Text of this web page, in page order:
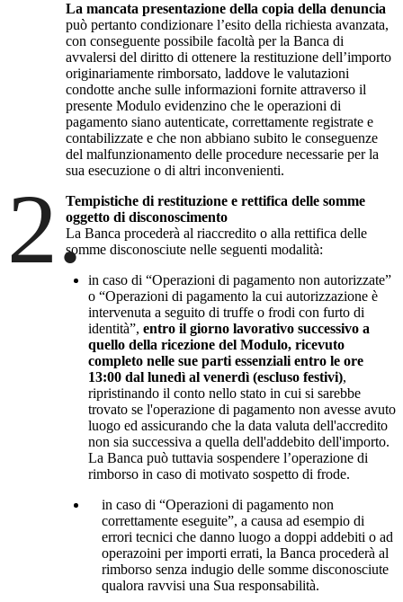
La mancata presentazione della copia della denuncia
può pertanto condizionare l’esito della richiesta avanzata,
con conseguente possibile facoltà per la Banca di
avvalersi del diritto di ottenere la restituzione dell’importo
originariamente rimborsato, laddove le valutazioni
condotte anche sulle informazioni fornite attraverso il
presente Modulo evidenzino che le operazioni di
pagamento siano autenticate, correttamente registrate e
contabilizzate e che non abbiano subito le conseguenze
del malfunzionamento delle procedure necessarie per la
sua esecuzione o di altri inconvenienti.
2.Tempistiche di restituzione e rettifica delle somme
oggetto di disconoscimento
La Banca procederà al riaccredito o alla rettifica delle
somme disconosciute nelle seguenti modalità:
in caso di “Operazioni di pagamento non autorizzate”
o “Operazioni di pagamento la cui autorizzazione è
intervenuta a seguito di truffe o frodi con furto di
identità”, entro il giorno lavorativo successivo a
quello della ricezione del Modulo, ricevuto
completo nelle sue parti essenziali entro le ore
13:00 dal lunedì al venerdì (escluso festivi),
ripristinando il conto nello stato in cui si sarebbe
trovato se l'operazione di pagamento non avesse avuto
luogo ed assicurando che la data valuta dell'accredito
non sia successiva a quella dell'addebito dell'importo.
La Banca può tuttavia sospendere l’operazione di
rimborso in caso di motivato sospetto di frode.
in caso di “Operazioni di pagamento non
correttamente eseguite”, a causa ad esempio di
errori tecnici che danno luogo a doppi addebiti o ad
operazoini per importi errati, la Banca procederà al
rimborso senza indugio delle somme disconosciute
qualora ravvisi una Sua responsabilità.